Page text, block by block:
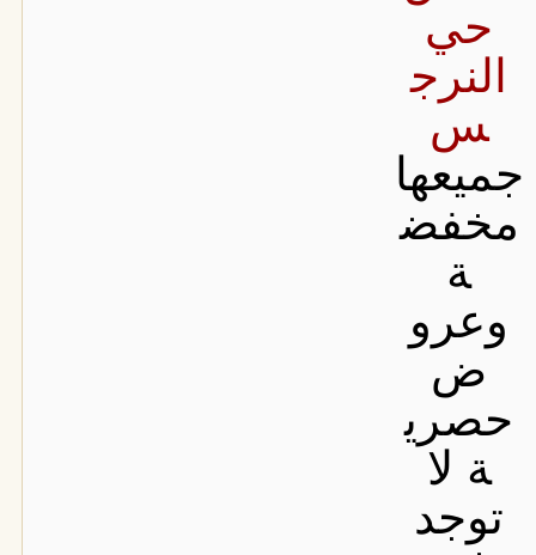
حي
النرج
س
جميعها
مخفض
ة
وعرو
ض
حصري
ة لا
توجد